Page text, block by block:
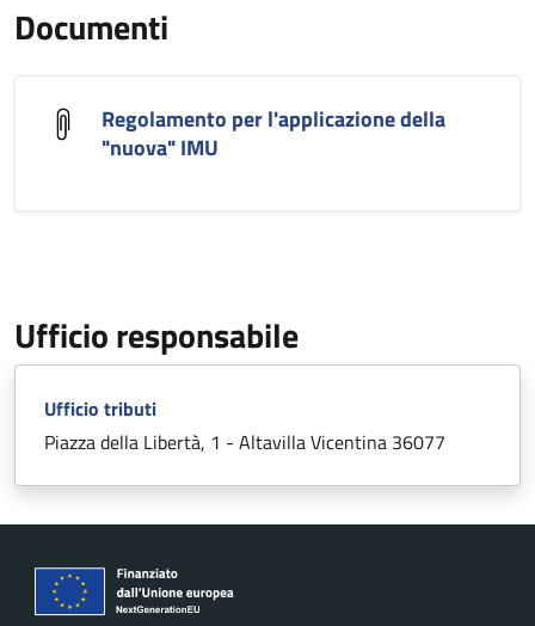
Documenti
Regolamento per l'applicazione della
"nuova" IMU
Ufficio responsabile
Ufficio tributi
Piazza della Libertà, 1 - Altavilla Vicentina 36077